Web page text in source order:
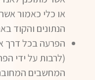
או כלי כאמור
הנתונים והקוד
הפרעה בכל דרך
(לרבות על ידי
המחשבים